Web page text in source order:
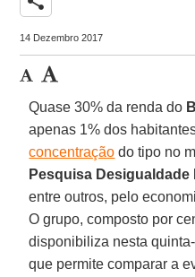
14 Dezembro 2017
Quase 30% da renda do
apenas 1% dos
concentração do tipo no
Pesquisa Desigualdade
entre outros, pelo
O grupo, composto por
disponibiliza nesta
que permite comparar a